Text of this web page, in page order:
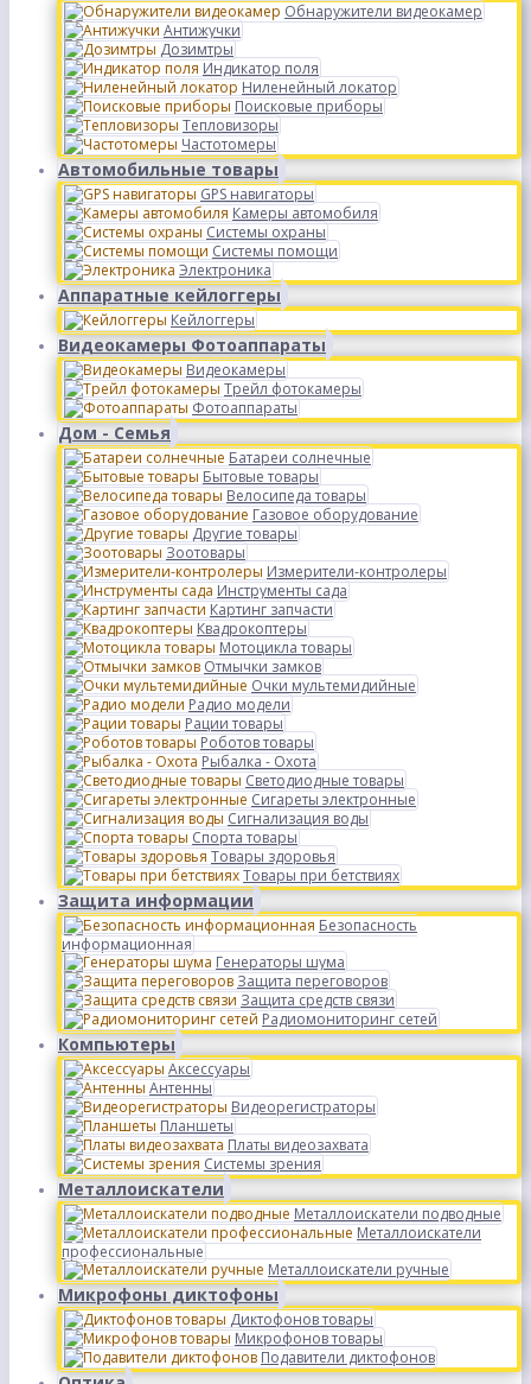
Обнаружители видеокамер
Антижучки
Дозимтры
Индикатор поля
Ниленейный локатор
Поисковые приборы
Тепловизоры
Частотомеры
Автомобильные товары
GPS навигаторы
Камеры автомобиля
Системы охраны
Системы помощи
Электроника
Аппаратные кейлоггеры
Кейлоггеры
Видеокамеры Фотоаппараты
Видеокамеры
Трейл фотокамеры
Фотоаппараты
Дом - Семья
Батареи солнечные
Бытовые товары
Велосипеда товары
Газовое оборудование
Другие товары
Зоотовары
Измерители-контролеры
Инструменты сада
Картинг запчасти
Квадрокоптеры
Мотоцикла товары
Отмычки замков
Очки мультемидийные
Радио модели
Рации товары
Роботов товары
Рыбалка - Охота
Светодиодные товары
Сигареты электронные
Сигнализация воды
Спорта товары
Товары здоровья
Товары при бетствиях
Защита информации
Безопасность
информационная
Генераторы шума
Защита переговоров
Защита средств связи
Радиомониторинг сетей
Компьютеры
Аксессуары
Антенны
Видеорегистраторы
Планшеты
Платы видеозахвата
Системы зрения
Металлоискатели
Металлоискатели подводные
Металлоискатели
профессиональные
Металлоискатели ручные
Микрофоны диктофоны
Диктофонов товары
Микрофонов товары
Подавители диктофонов